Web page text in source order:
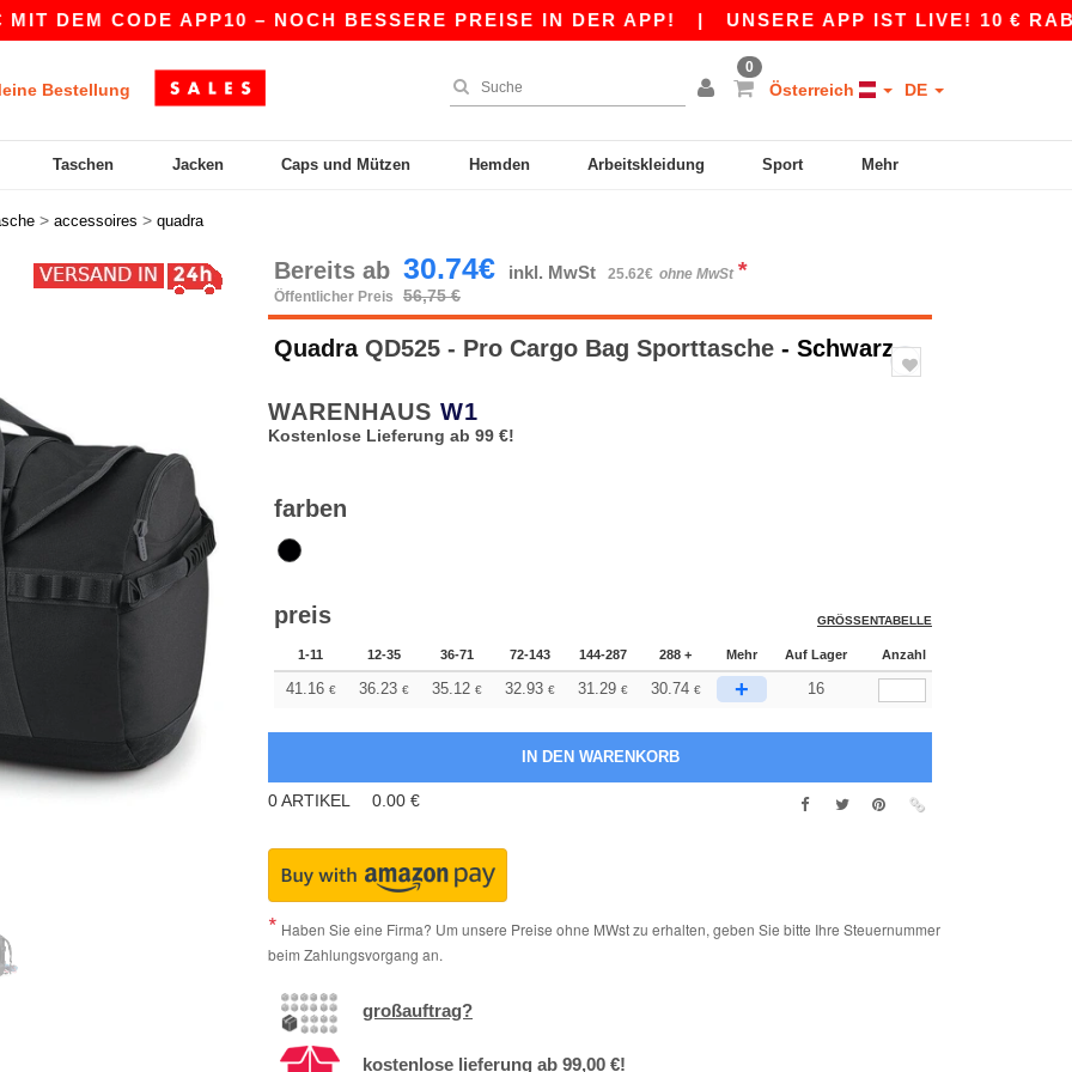
CODE APP10 – NOCH BESSERE PREISE IN DER APP! |UNSERE APP IST LIVE! 10 € RABATT
Bestellung
0
Österreich DE
Taschen Jacken Caps und Mützen Hemden Arbeitskleidung Sport Mehr
> accessoires > quadra
Bereits ab 30.74€ inkl. MwSt 25.62€ ohne MwSt *
Öffentlicher Preis 56,75 €
QuadraQD525 - Pro Cargo Bag Sporttasche - Schwarz
WARENHAUS W1
Kostenlose Lieferung ab 99 €!
farben
preis GRÖSSENTABELLE
1-11 12-35 36-71 72-143 144-287 288 + Mehr Auf Lager Anzahl
41.16 € 36.23 € 35.12 € 32.93 € 31.29 € 30.74 € + 16
0ARTIKEL 0.00 €
Haben Sie eine Firma? Um unsere Preise ohne MWst zu erhalten, geben Sie bitte Ihre Steuernummer
beim Zahlungsvorgang an.
großauftrag?
kostenlose lieferung ab 99,00 €!